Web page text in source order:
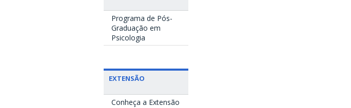
Programa de Pós-
Graduação em
Psicologia
EXTENSÃO
Conheça a Extensão